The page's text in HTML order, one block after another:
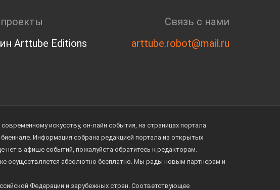
Arttube Editions
Связь с нами
arttube.robot@mail.ru
искусству, он-лайн события, на страницах портала
Информация собрана редакцией портала из открытых
нет в афише событий, пожалуйста обратитесь к редакторам.
осуществляется абсолютно бесплатно. Мы рады новым партнерам и
Федерации и зарубежных стран. Соответствующее